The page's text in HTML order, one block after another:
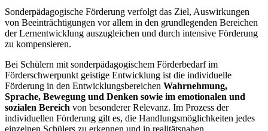
Sonderpädagogische Förderung verfolgt das Ziel, Auswirkungen
von Beeinträchtigungen vor allem in den grundlegenden Bereichen
der Lernentwicklung auszugleichen und durch intensive Förderung
zu kompensieren.
Bei Schülern mit sonderpädagogischem Förderbedarf im
Förderschwerpunkt geistige Entwicklung ist die individuelle
Förderung in den Entwicklungsbereichen Wahrnehmung,
Sprache, Bewegung und Denken sowie im emotionalen und
sozialen Bereich von besonderer Relevanz. Im Prozess der
individuellen Förderung gilt es, die Handlungsmöglichkeiten jedes
einzelnen Schülers zu erkennen und in realitätsnahen